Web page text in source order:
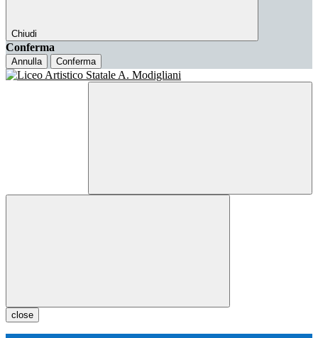
Chiudi
Conferma
Annulla Conferma
close